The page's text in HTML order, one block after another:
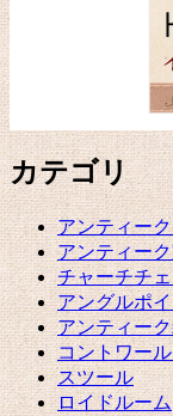
カテゴリ
アンティー
アンティー
チャーチチ
アングルポ
アンティー
コントワー
スツール
ロイドルーム